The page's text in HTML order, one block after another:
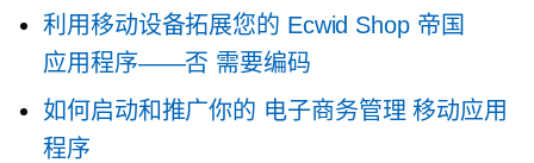
利用移动设备拓展您的 Ecwid Shop 帝国
应用程序——否 需要编码
如何启动和推广你的 电子商务管理 移动应用
程序